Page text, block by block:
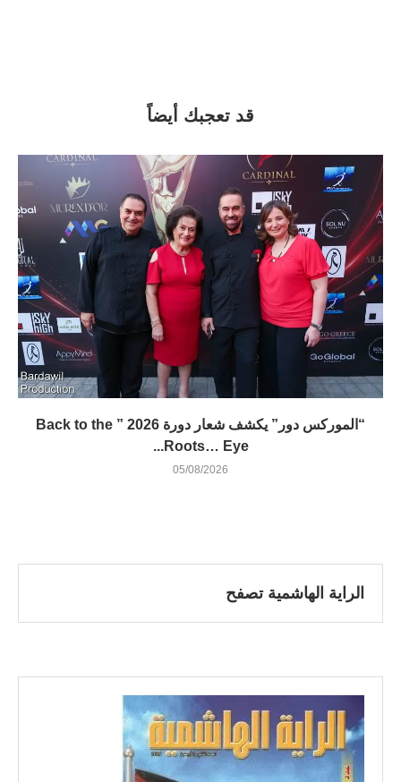
قد تعجبك أيضاً
“الموركس دور” يكشف شعار دورة 2026 ” Back to the
Roots… Eye...
05/08/2026
الراية الهاشمية تصفح